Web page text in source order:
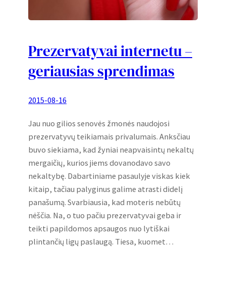
Prezervatyvai internetu –
geriausias sprendimas
2015-08-16
Jau nuo gilios senovės žmonės naudojosi
prezervatyvų teikiamais privalumais. Anksčiau
buvo siekiama, kad žyniai neapvaisintų nekaltų
mergaičių, kurios jiems dovanodavo savo
nekaltybę. Dabartiniame pasaulyje viskas kiek
kitaip, tačiau palyginus galime atrasti didelį
panašumą. Svarbiausia, kad moteris nebūtų
nėščia. Na, o tuo pačiu prezervatyvai geba ir
teikti papildomos apsaugos nuo lytiškai
plintančių ligų paslaugą. Tiesa, kuomet…